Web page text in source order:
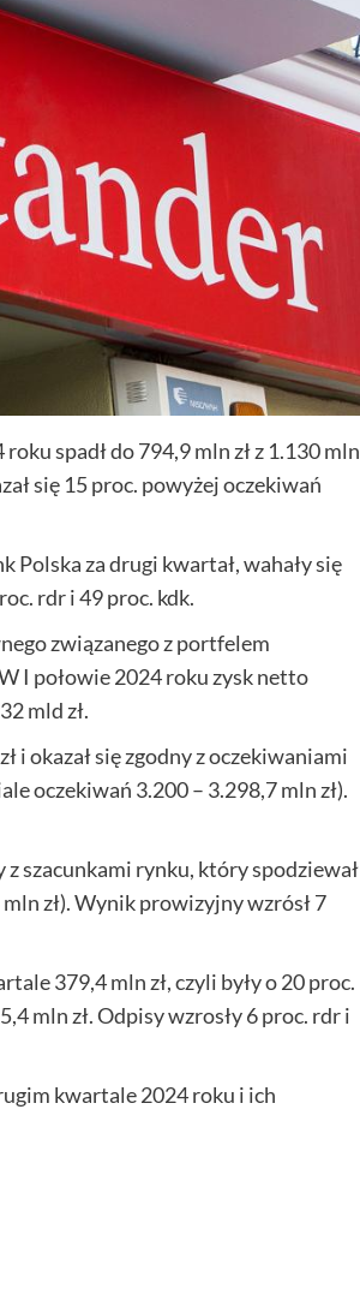
spadł do 794,9 mln zł z 1.130 mln
się 15 proc. powyżej oczekiwań
Polska za drugi kwartał, wahały się
rdr i 49 proc. kdk.
związanego z portfelem
I połowie 2024 roku zysk netto
mld zł.
i okazał się zgodny z oczekiwaniami
oczekiwań 3.200 – 3.298,7 mln zł).
szacunkami rynku, który spodziewał
zł). Wynik prowizyjny wzrósł 7
379,4 mln zł, czyli były o 20 proc.
mln zł. Odpisy wzrosły 6 proc. rdr i
kwartale 2024 roku i ich